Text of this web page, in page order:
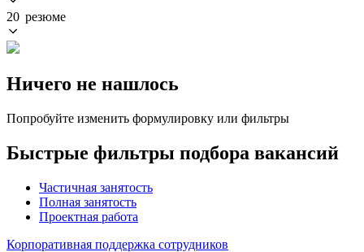
20 резюме
Ничего не нашлось
Попробуйте изменить формулировку или фильтры
Быстрые фильтры подбора вакансий
Частичная занятость
Полная занятость
Проектная работа
Корпоративная поддержка сотрудников